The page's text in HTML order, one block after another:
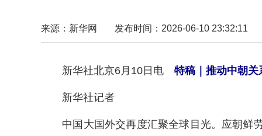
来源：新华网 发布时间：2026-06-10 23:32:11
新华社北京6月10日电 特稿｜推动中朝
新华社记者
中国大国外交再度汇聚全球目光。应朝鲜劳